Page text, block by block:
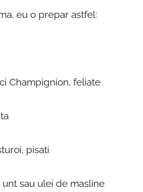
eu o prepar astfel:
Champignion, feliate
pisati
sau ulei de masline